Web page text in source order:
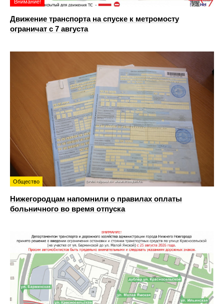
Внимание!
Движение транспорта на спуске к метромосту
ограничат с 7 августа
Общество
Нижегородцам напомнили о правилах оплаты
больничного во время отпуска